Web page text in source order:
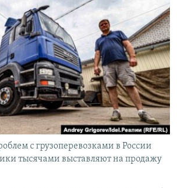
КРЫМА
RL
с грузоперевозками в России
тысячами выставляют на продажу